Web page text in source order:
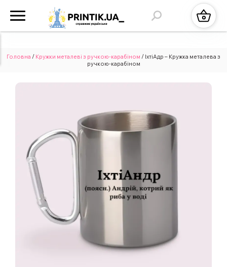
Головна / Кружки металеві з ручкою-карабіном / ІхтіАдр – Кружка металева з
ручкою-карабіном